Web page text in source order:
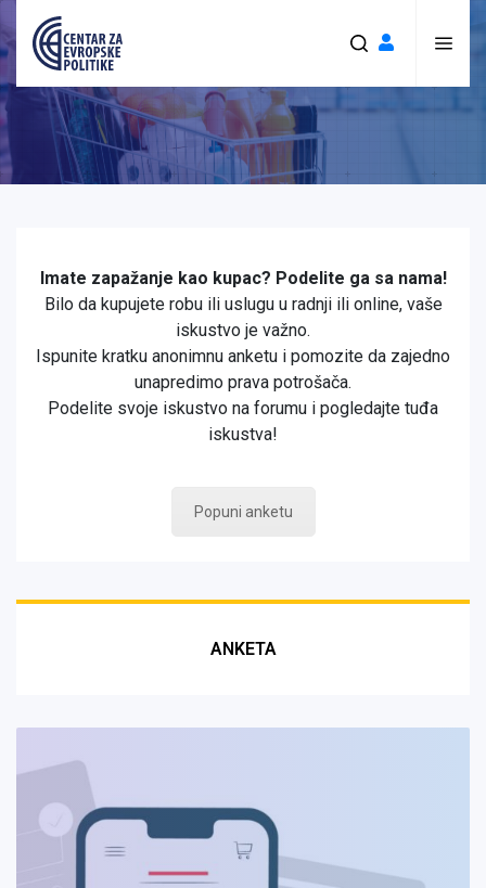
Imate zapažanje kao kupac? Podelite ga sa nama!
Bilo da kupujete robu ili uslugu u radnji ili online, vaše
iskustvo je važno.
Ispunite kratku anonimnu anketu i pomozite da zajedno
unapredimo prava potrošača.
Podelite svoje iskustvo na forumu i pogledajte tuđa
iskustva!
Popuni anketu
ANKETA